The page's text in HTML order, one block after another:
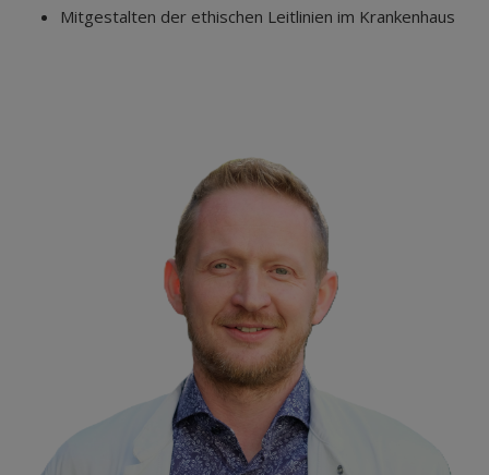
Mitgestalten der ethischen Leitlinien im Krankenhaus